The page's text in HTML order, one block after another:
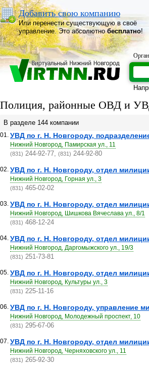
Добавить свою компанию
Или перенести существующую в своё
управление. Это абсолютнобесплатно!
Полиция, районные ОВД и
В разделе 144 компании
УВД по г. Н. Новгороду,
Нижний Новгород, Памирская ул., 11
(831) 244-92-77, (831) 244-92-80
УВД по г. Н. Новгороду, отдел
Нижний Новгород, Горная ул., 3
(831) 465-02-02
УВД по г. Н. Новгороду, отдел
Нижний Новгород, Шишкова Вячеслава ул., 8/1
(831) 468-12-24
УВД по г. Н. Новгороду, отдел
Нижний Новгород, Даргомыжского ул., 19/3
(831) 251-73-81
УВД по г. Н. Новгороду, отдел
Нижний Новгород, Культуры ул., 3
(831) 225-11-16
УВД по г. Н. Новгороду, управление
Нижний Новгород, Молодежный проспект, 10
(831) 295-67-06
УВД по г. Н. Новгороду, отдел
Нижний Новгород, Черняховского ул., 11
(831) 265-92-30